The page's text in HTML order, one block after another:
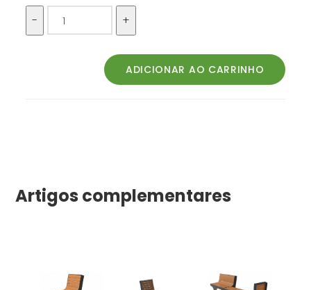
Artigos complementares